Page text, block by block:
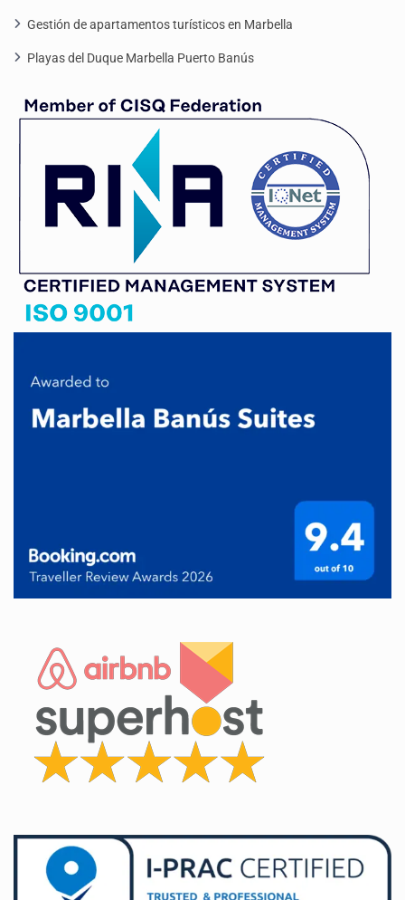
Gestión de apartamentos turísticos en Marbella
Playas del Duque Marbella Puerto Banús